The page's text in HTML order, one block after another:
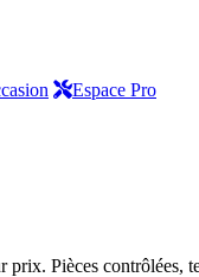
Espace Pro
Pièces contrôlées,